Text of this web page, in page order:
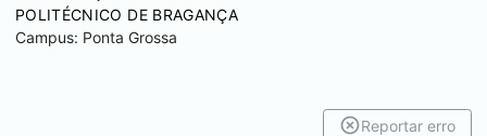
POLITÉCNICO DE BRAGANÇA
Campus: Ponta Grossa
Reportar erro